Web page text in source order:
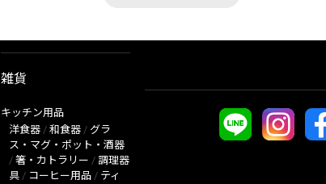
雑貨
キッチン用品
洋食器 / 和食器 / グラ
ス・マグ・ポット・酒器
/ 箸・カトラリー / 調理器
具 / コーヒー用品 / ティ